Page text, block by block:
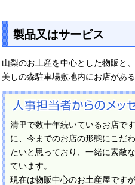
製品又はサービス
山梨のお土産を中心とした物販と
美しの森駐車場敷地内にお店があ
清里で数十年続いているお店で
に、今までのお店の形態にこだ
たいと思っており、一緒に素敵
ています。
現在は物販中心のお土産屋です